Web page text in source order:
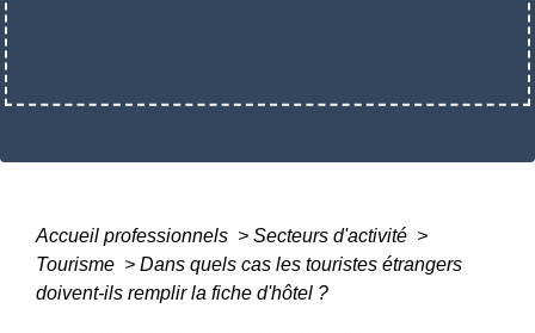
Accueil professionnels > Secteurs d'activité >
Tourisme > Dans quels cas les touristes étrangers
doivent-ils remplir la fiche d'hôtel ?